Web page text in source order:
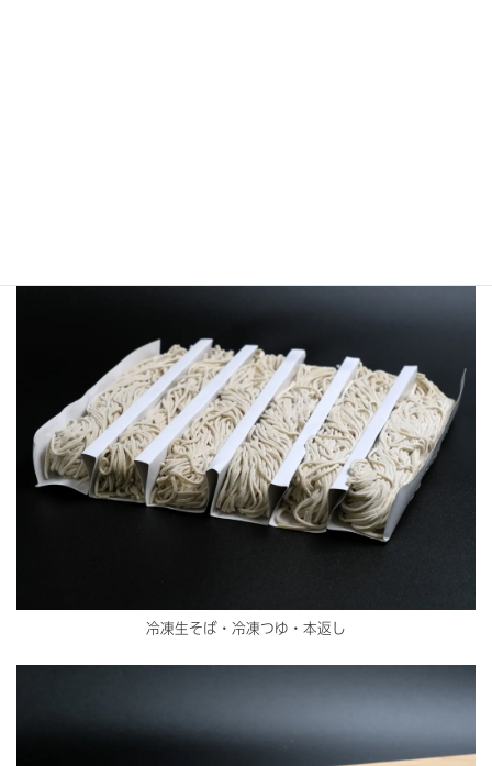
冷凍生そば・冷凍つゆ・本返し